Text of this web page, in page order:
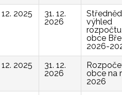
12. 2025
31. 12.
2026
výhled
rozpočtu
obce
2026-
12. 2025
31. 12.
2026
obce na
2026